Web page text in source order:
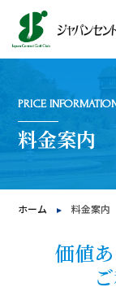
PRICE
料金案内
ホーム 料金案内
価値